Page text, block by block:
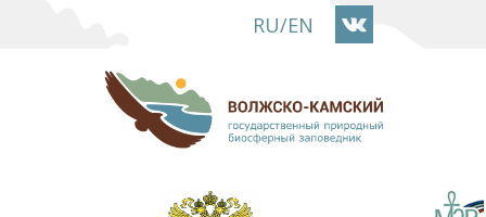
основному
содержанию
RU/EN